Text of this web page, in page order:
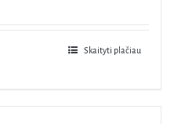
Skaityti plačiau